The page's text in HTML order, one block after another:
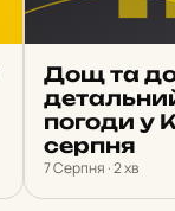
Дощ та до
погоди у
серпня
7 Серпня · 2 хв